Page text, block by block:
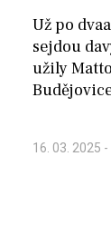
Už po
sejdou
užily
16. 03. 2025 -